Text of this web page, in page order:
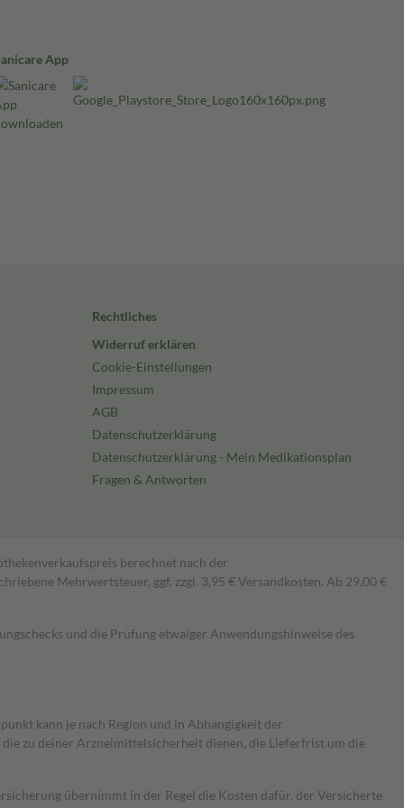
App
Rechtliches
Widerruf erklären
Cookie-Einstellungen
Impressum
AGB
Datenschutzerklärung
Datenschutzerklärung - Mein Medikationsplan
Fragen & Antworten
berechnet nach der
Mehrwertsteuer, ggf. zzgl. 3,95 € Versandkosten. Ab 29,00 €
und die Prüfung etwaiger Anwendungshinweise des
kann je nach Region und in Abhängigkeit der
zu deiner Arzneimittelsicherheit dienen, die Lieferfrist um die
übernimmt in der Regel die Kosten dafür, der Versicherte